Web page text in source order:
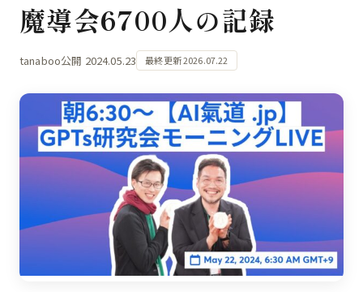
魔導会6700人の記録
tanaboo公開 2024.05.23 最終更新 2026.07.22